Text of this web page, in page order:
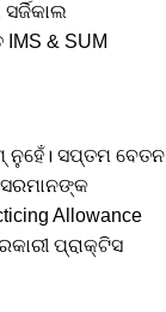
& SUM
ସପ୍ତମ ବେତନ
Allowance
ପ୍ରାକ୍ଟିସ